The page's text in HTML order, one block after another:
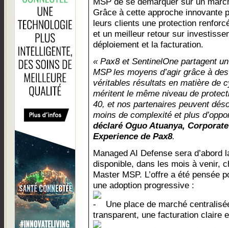
Grâce à cette approche innovante
leurs clients une protection
et un meilleur retour sur
déploiement et la facturation.
« Pax8 et SentinelOne partagent
MSP les moyens d’agir grâce à
véritables résultats en matière de
méritent le même niveau de
40, et nos partenaires peuvent
moins de complexité et plus
déclaré Oguo Atuanya,
Experience de Pax8.
Managed AI Defense sera d’abord
disponible, dans les mois à venir,
Master MSP. L’offre a été pensée
une adoption progressive :
Une place de marché
transparent, une facturation claire